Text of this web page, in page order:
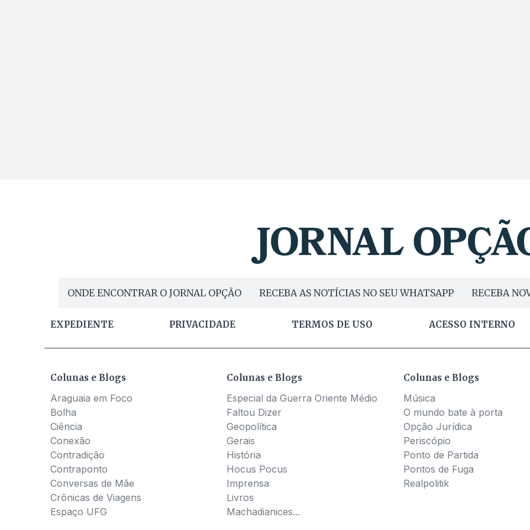
ONDE ENCONTRAR O JORNAL OPÇÃO RECEBA AS NOTÍCIAS NO SEU WHATSAPP RECEBA
EXPEDIENTE PRIVACIDADE TERMOS DE USO ACESSO INTERNO
Colunas e Blogs
Araguaia em Foco
Bolha
Ciência
Conexão
Contradição
Contraponto
Conversas de Mãe
Crônicas de Viagens
Espaço UFG
Colunas e Blogs
Especial da Guerra Oriente Médio
Faltou Dizer
Geopolítica
Gerais
História
Hocus Pocus
Imprensa
Livros
Machadianices...
Colunas e Blogs
Música
O mundo bate à porta
Opção Jurídica
Periscópio
Ponto de Partida
Pontos de Fuga
Realpolitik